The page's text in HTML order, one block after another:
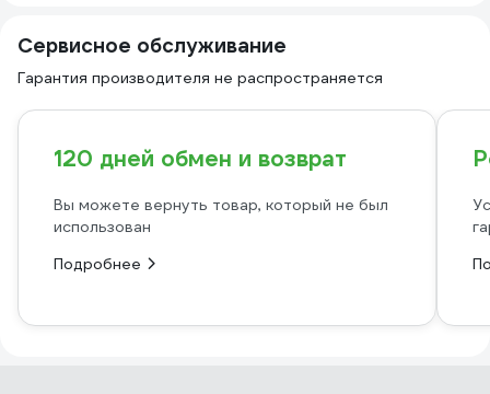
Сервисное обслуживание
Гарантия производителя не распространяется
120 дней обмен и возврат
Вы можете вернуть товар, который не был
использован
Подробнее